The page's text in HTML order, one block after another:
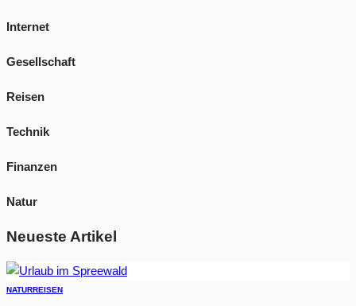
Internet
Gesellschaft
Reisen
Technik
Finanzen
Natur
Neueste Artikel
NATURREISEN